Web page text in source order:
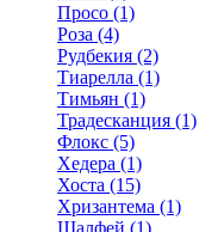
Просо (1)
Роза (4)
Рудбекия (2)
Тиарелла (1)
Тимьян (1)
Традесканция (1)
Флокс (5)
Хедера (1)
Хоста (15)
Хризантема (1)
Шалфей (1)